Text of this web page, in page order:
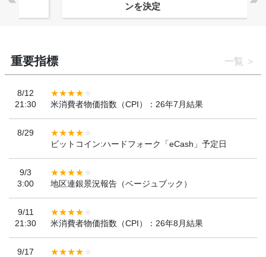
重要指標 一覧
8/12
21:30
米消費者物価指数（CPI）：26年7月結果
8/29
ビットコイン:ハードフォーク「eCash」予定日
9/3
3:00
地区連銀景況報告（ベージュブック）
9/11
21:30
米消費者物価指数（CPI）：26年8月結果
9/17